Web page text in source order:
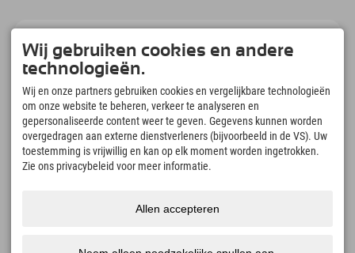
Upload je #ExplorerMoments, Mijn Explorer
To Go met een boekingsoverzicht, bucketlist,
restaurantoverzicht en nog veel meer.
Download nu!
Tijd voor ontdekkingsmomenten
166
Bergmeren en
4.634km
97
Wij gebruiken cookies en andere
technologieën.
Wij en onze partners gebruiken cookies en vergelijkbare technologieën
om onze website te beheren, verkeer te analyseren en
gepersonaliseerde content weer te geven. Gegevens kunnen worden
overgedragen aan externe dienstverleners (bijvoorbeeld in de VS). Uw
toestemming is vrijwillig en kan op elk moment worden ingetrokken.
Zie ons privacybeleid voor meer informatie.
Allen accepteren